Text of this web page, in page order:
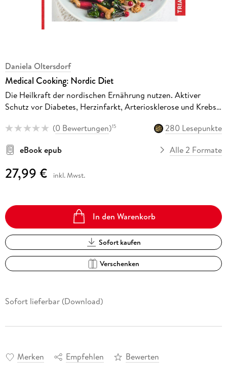
Daniela Oltersdorf
Medical Cooking: Nordic Diet
Die Heilkraft der nordischen Ernährung nutzen. Aktiver
Schutz vor Diabetes, Herzinfarkt, Arteriosklerose und Krebs.
(0 Bewertungen)15
280 Lesepunkte
eBook epub
Alle 2 Formate
27,99 € inkl. Mwst.
In den Warenkorb
Sofort kaufen
Verschenken
Sofort lieferbar (Download)
Merken Empfehlen Bewerten